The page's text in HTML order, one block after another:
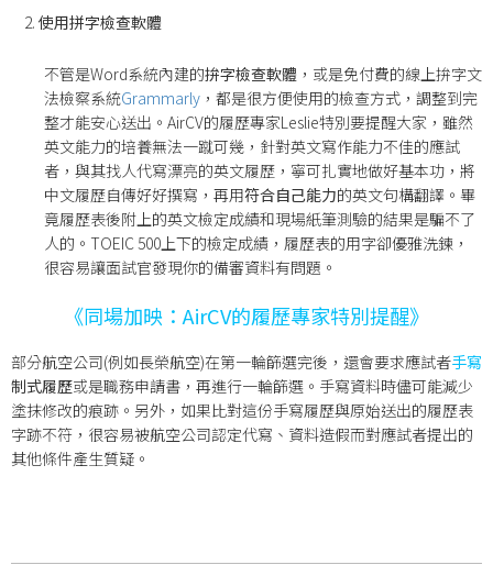
使用拼字檢查軟體
不管是Word系統內建的拚字檢查軟體 ，或是免付費的線上拚字文
法檢察系統Grammarly ，都是很方便使用的檢查方式，調整到完
整才能安心送出。AirCV的履歷專家Leslie特別要提醒大家，雖然
英文能力的培養無法一蹴可幾，針對英文寫作能力不佳的應試
者，與其找人代寫漂亮的英文履歷，寧可扎實地做好基本功，將
中文履歷自傳好好撰寫，再用符合自己能力的英文句構翻譯。畢
竟履歷表後附上的英文檢定成績和現場紙筆測驗的結果是騙不了
人的。TOEIC 500上下的檢定成績，履歷表的用字卻優雅洗鍊，
很容易讓面試官發現你的備審資料有問題。
《同場加映：AirCV的履歷專家特別提醒》
部分航空公司(例如長榮航空)在第一輪篩選完後，還會要求應試者手寫
制式履歷或是職務申請書，再進行一輪篩選。手寫資料時儘可能減少
塗抹修改的痕跡。另外，如果比對這份手寫履歷與原始送出的履歷表
字跡不符，很容易被航空公司認定代寫、資料造假而對應試者提出的
其他條件產生質疑。